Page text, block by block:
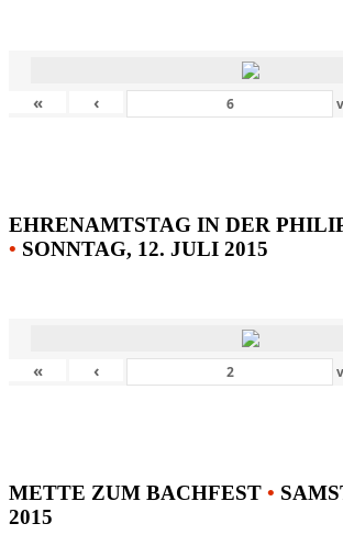
« ‹
EHRENAMTSTAG IN DER
• SONNTAG, 12. JULI 2015
« ‹
METTE ZUM BACHFEST •
2015